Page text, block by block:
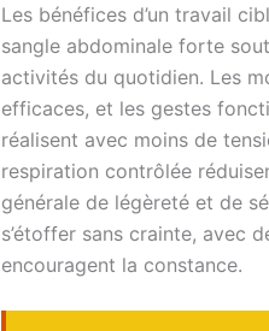
Les bénéfices d’un travail
sangle abdominale forte
activités du quotidien. Les
efficaces, et les gestes
réalisent avec moins de
respiration contrôlée
générale de légèreté et de
s’étoffer sans crainte, avec
encouragent la constance.